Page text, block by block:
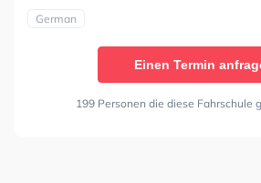
German
Einen Termin
199 Personen die diese Fahrschule